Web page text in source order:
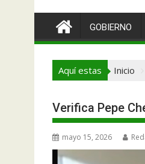
GOBIERNO
Aquí estas Inicio
Verifica Pepe
mayo 15, 2026